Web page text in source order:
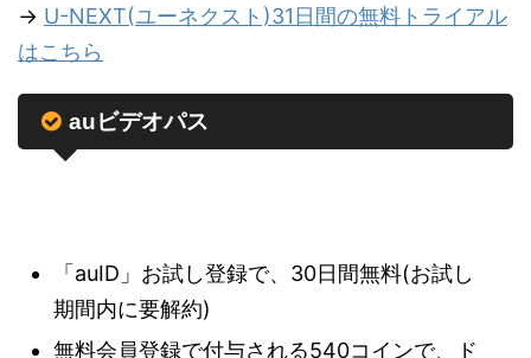
→ U-NEXT(ユーネクスト)31日間の無料トライアル
はこちら
auビデオパス
「auID」お試し登録で、30日間無料(お試し
期間内に要解約)
無料会員登録で付与される540コインで、ド